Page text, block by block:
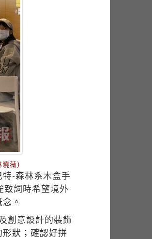
薇）
-森林系木盒手
致詞時希望境外
。
創意設計的裝飾
狀；確認好拼